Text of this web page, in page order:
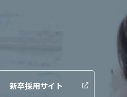
新卒採用サイト